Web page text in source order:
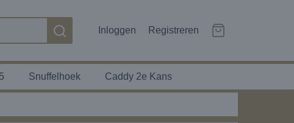
Inloggen Registreren
Snuffelhoek Caddy 2e Kans